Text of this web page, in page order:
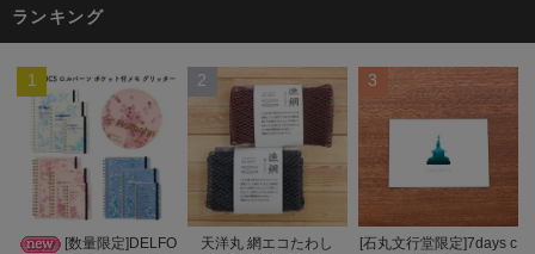
ランキング
1
[数量限定]DELFO
2
天洋丸 網エコたわし
3
[石丸文行堂限定]7days c